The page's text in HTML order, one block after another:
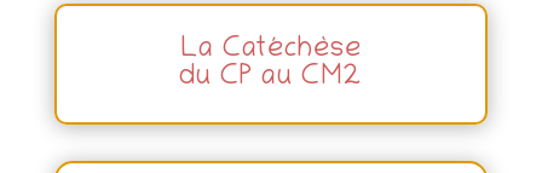
La Catéchèse
du CP au CM2